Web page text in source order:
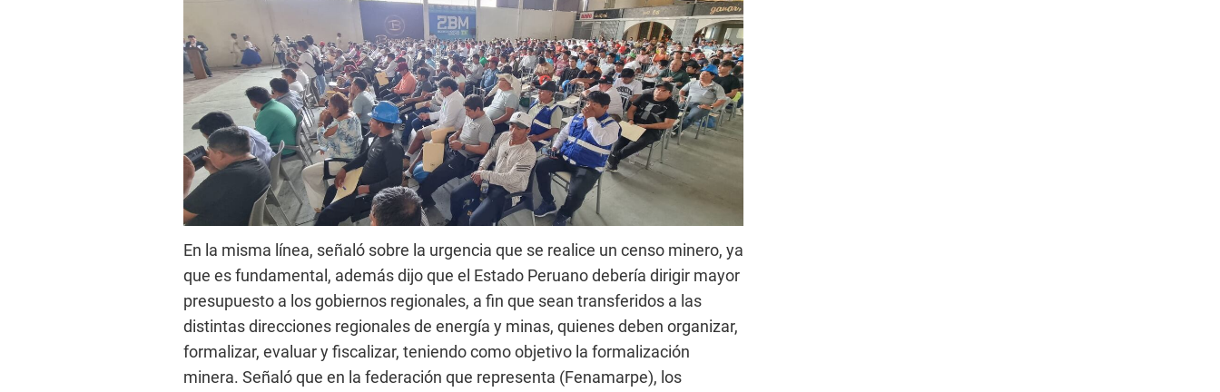
En la misma línea, señaló sobre la urgencia que se realice un censo minero, ya
que es fundamental, además dijo que el Estado Peruano debería dirigir mayor
presupuesto a los gobiernos regionales, a fin que sean transferidos a las
distintas direcciones regionales de energía y minas, quienes deben organizar,
formalizar, evaluar y fiscalizar, teniendo como objetivo la formalización
minera. Señaló que en la federación que representa (Fenamarpe), los